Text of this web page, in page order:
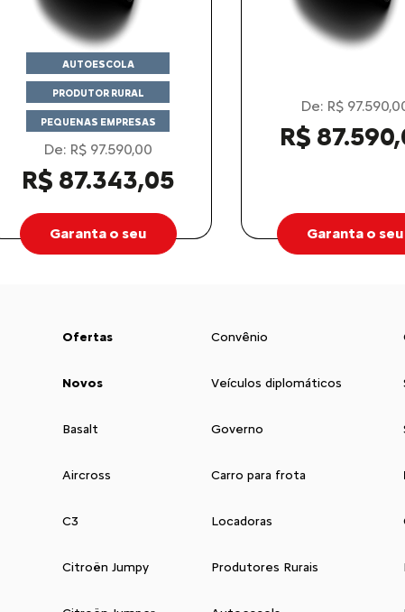
AUTOESCOLA
PRODUTOR RURAL
PEQUENAS EMPRESAS
De: R$ 97.590,00
R$ 87.343,05
Garanta o seu
De: R$
R$
Garanta o seu
Ofertas
Novos
Basalt
Aircross
C3
Citroën Jumpy
Convênio
Veículos diplomáticos
Governo
Carro para frota
Locadoras
Produtores Rurais